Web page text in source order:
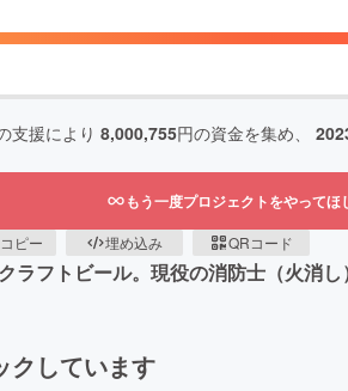
支援により 8,000,755円の資金を集め、
もう一度プロジェクトをやってほ
ピー 埋め込み QRコード
ラフトビール。現役の消防士（火消
クしています